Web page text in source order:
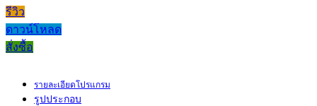
รีวิว
ดาวน์โหลด
สั่งซื้อ
รายละเอียดโปรแกรม
รูปประกอบ